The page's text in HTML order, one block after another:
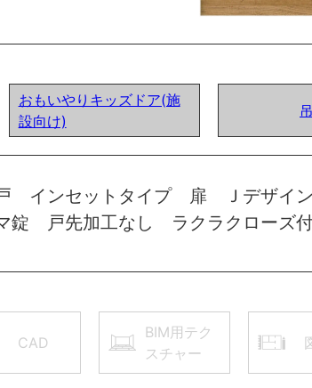
おもいやりキッズドア(施
設向け)
インセットタイプ 扉 Ｊデザ
錠 戸先加工なし ラクラクローズ
CAD
BIM用テク
スチャー